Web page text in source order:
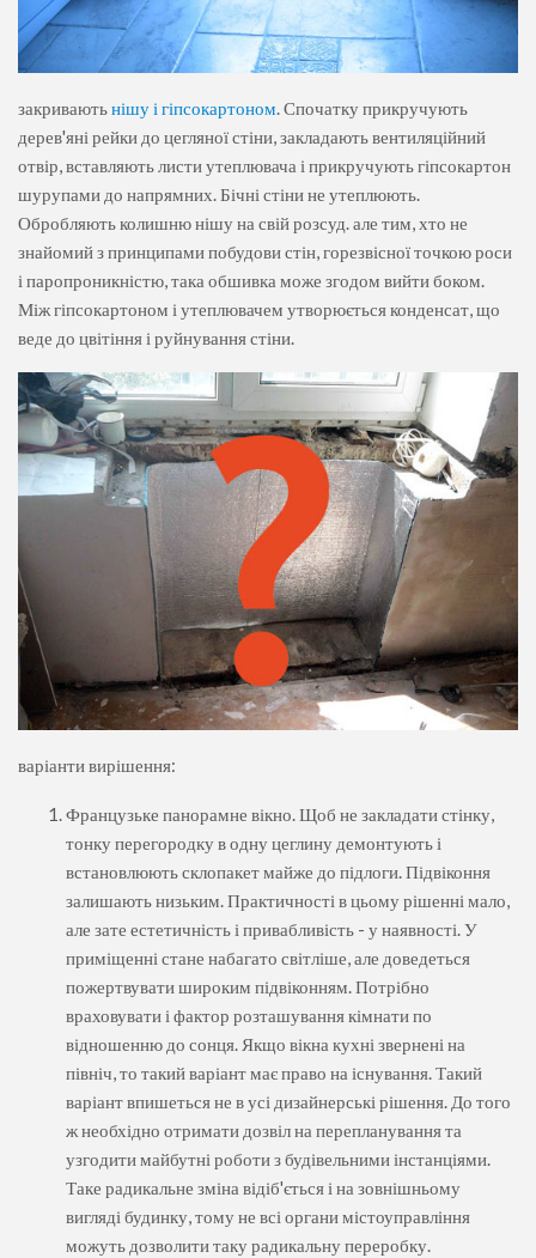
закриваютьнішу і гіпсокартоном. Спочатку прикручують
дерев'яні рейки до цегляної стіни, закладають вентиляційний
отвір, вставляють листи утеплювача і прикручують гіпсокартон
шурупами до напрямних. Бічні стіни не утеплюють.
Обробляють колишню нішу на свій розсуд. але тим, хто не
знайомий з принципами побудови стін, горезвісної точкою роси
і паропроникністю, така обшивка може згодом вийти боком.
Між гіпсокартоном і утеплювачем утворюється конденсат, що
веде до цвітіння і руйнування стіни.
варіанти вирішення:
Французьке панорамне вікно. Щоб не закладати стінку,
тонку перегородку в одну цеглину демонтують і
встановлюють склопакет майже до підлоги. Підвіконня
залишають низьким. Практичності в цьому рішенні мало,
але зате естетичність і привабливість - у наявності. У
приміщенні стане набагато світліше, але доведеться
пожертвувати широким підвіконням. Потрібно
враховувати і фактор розташування кімнати по
відношенню до сонця. Якщо вікна кухні звернені на
північ, то такий варіант має право на існування. Такий
варіант впишеться не в усі дизайнерські рішення. До того
ж необхідно отримати дозвіл на перепланування та
узгодити майбутні роботи з будівельними інстанціями.
Таке радикальне зміна відіб'ється і на зовнішньому
вигляді будинку, тому не всі органи містоуправління
можуть дозволити таку радикальну переробку.